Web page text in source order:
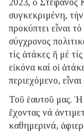
συγκεκριμένη,
προκύπτει εἶναι
σύγχρονος
τίς ἀτάκες ἤ μέ
εἰκόνα καί οἱ
περιεχόμενο,
Τοῦ ἑαυτοῦ μας. Ἡ
ἔχοντας νά
καθημερινά,